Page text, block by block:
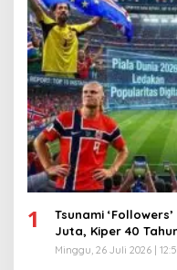
1
Tsunami
Juta, Kiper 40
Minggu, 26 Juli 2026 |